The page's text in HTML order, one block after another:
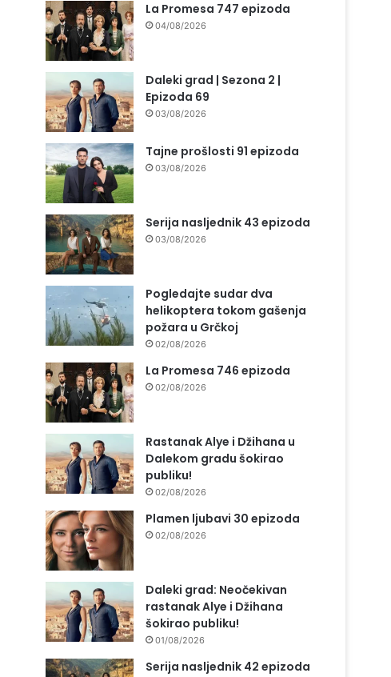
La Promesa 747 epizoda
04/08/2026
Daleki grad | Sezona 2 |
Epizoda 69
03/08/2026
Tajne prošlosti 91 epizoda
03/08/2026
Serija nasljednik 43 epizoda
03/08/2026
Pogledajte sudar dva
helikoptera tokom gašenja
požara u Grčkoj
02/08/2026
La Promesa 746 epizoda
02/08/2026
Rastanak Alye i Džihana u
Dalekom gradu šokirao
publiku!
02/08/2026
Plamen ljubavi 30 epizoda
02/08/2026
Daleki grad: Neočekivan
rastanak Alye i Džihana
šokirao publiku!
01/08/2026
Serija nasljednik 42 epizoda